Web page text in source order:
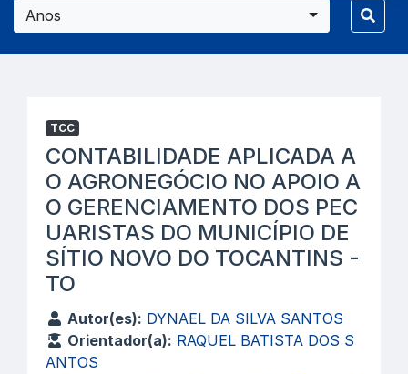
Anos
TCC
CONTABILIDADE APLICADA A
O AGRONEGÓCIO NO APOIO A
O GERENCIAMENTO DOS PEC
UARISTAS DO MUNICÍPIO DE
SÍTIO NOVO DO TOCANTINS -
TO
Autor(es): DYNAEL DA SILVA SANTOS
Orientador(a): RAQUEL BATISTA DOS S
ANTOS